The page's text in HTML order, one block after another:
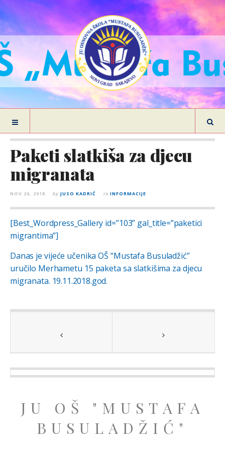
Paketi slatkiša za djecu
migranata
NOV 20, 2018 by JUSO KADRIĆ in INFORMACIJE
[Best_Wordpress_Gallery id=”103” gal_title=”paketici
migrantima”]
Danas je vijeće učenika OŠ “Mustafa Busuladžić”
uručilo Merhametu 15 paketa sa slatkišima za djecu
migranata. 19.11.2018.god.
JU OŠ "MUSTAFA
BUSULADŽIĆ"